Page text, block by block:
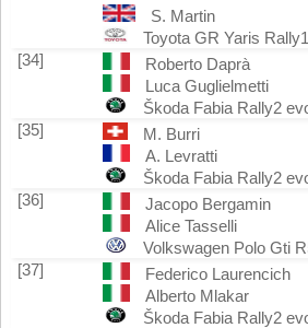
S. Martin
Toyota GR Yaris Rally1
[34]
Roberto Daprà
Luca Guglielmetti
Škoda Fabia Rally2
[35]
M. Burri
A. Levratti
Škoda Fabia Rally2
[36]
Jacopo Bergamin
Alice Tasselli
Volkswagen Polo Gti
[37]
Federico Laurencich
Alberto Mlakar
Škoda Fabia Rally2